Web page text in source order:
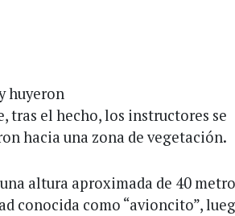
huyeron
tras el hecho, los instructores se
hacia una zona de vegetación.
altura aproximada de 40
conocida como “avioncito”,